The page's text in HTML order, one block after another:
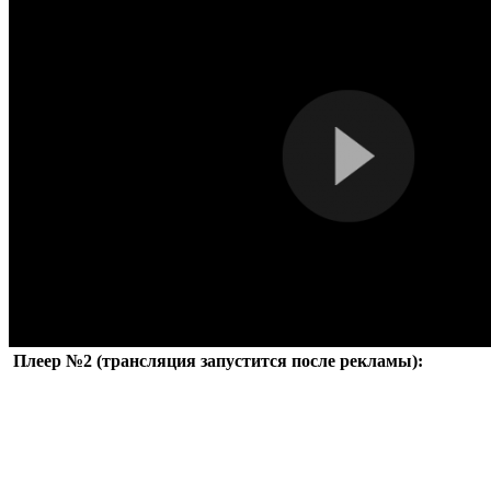
Плеер №2 (трансляция запустится после рекламы):